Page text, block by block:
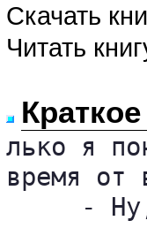
Скачать
Читать
лько я
время от
-